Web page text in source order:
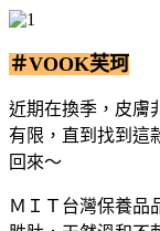
＃VOOK芙珂
近期在換季，皮膚
有限，直到找到這
回來～
ＭＩＴ台灣保養品